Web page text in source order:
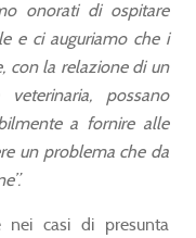
onorati di ospitare
e ci auguriamo che i
con la relazione di un
possano
a fornire alle
un problema che da
nei casi di presunta